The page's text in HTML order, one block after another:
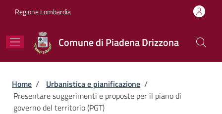
Regione Lombardia
Comune di Piadena Drizzona
Briciole di pane
Home / Urbanistica e pianificazione /
Presentare suggerimenti e proposte per il piano di
governo del territorio (PGT)